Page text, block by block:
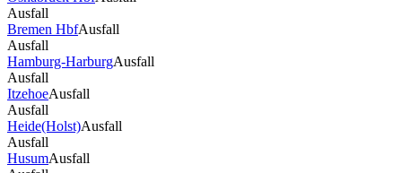
Ausfall
Bremen HbfAusfall
Ausfall
Hamburg-HarburgAusfall
Ausfall
ItzehoeAusfall
Ausfall
Heide(Holst)Ausfall
Ausfall
HusumAusfall